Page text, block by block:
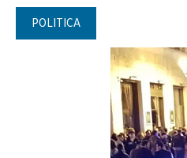
POLITICA